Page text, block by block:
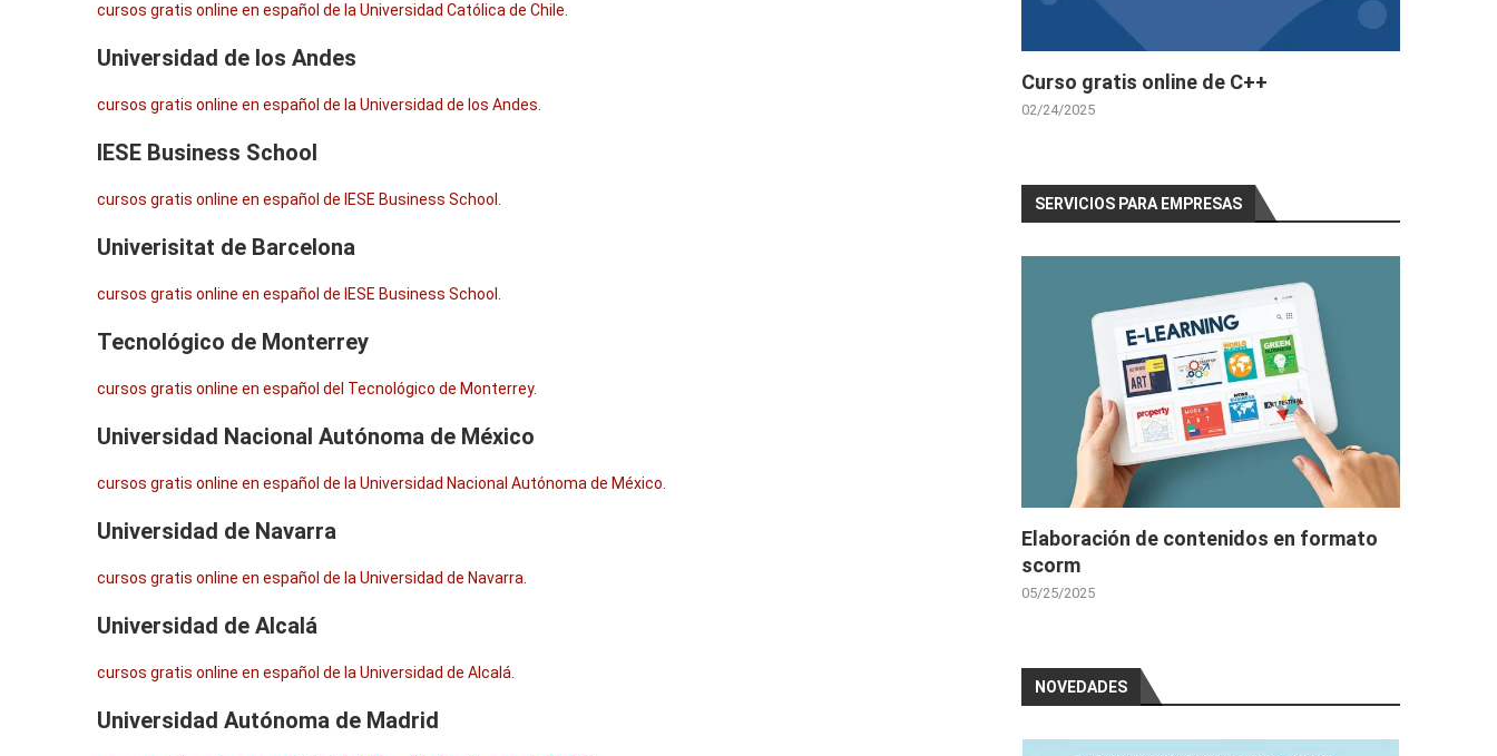
cursos gratis online en español de la Universidad Católica de Chile
Universidad de los Andes
cursos gratis online en español de la Universidad de los Andes
IESE Business School
cursos gratis online en español de IESE Business School
Univerisitat de Barcelona
cursos gratis online en español de IESE Business School
Tecnológico de Monterrey
cursos gratis online en español del Tecnológico de Monterrey.
Universidad Nacional Autónoma de México
cursos gratis online en español de la Universidad Nacional Autónoma de México
Universidad de Navarra
cursos gratis online en español de la Universidad de Navarra
Universidad de Alcalá
cursos gratis online en español de la Universidad de Alcalá
Universidad Autónoma de Madrid
Curso gratis online de C++
02/24/2025
SERVICIOS PARA EMPRESAS
Elaboración de contenidos en formato
scorm
05/25/2025
NOVEDADES